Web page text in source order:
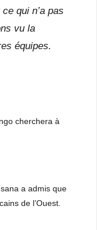
qui n’a pas
vu la
équipes.
cherchera à
a admis que
de l’Ouest.